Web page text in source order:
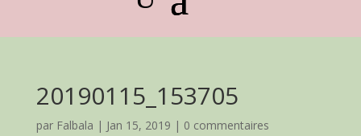
20190115_153705
par Falbala | Jan 15, 2019 | 0 commentaires